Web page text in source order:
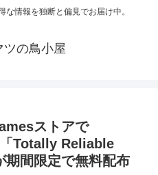
情報を独断と偏見でお届け中。
ツの鳥小屋
ストアで
Totally Reliable
間限定で無料配布